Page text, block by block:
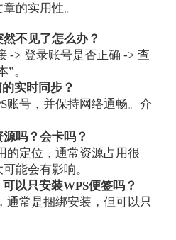
的实用性。
不见了怎么办？
-> 登录账号是否正确 -> 查
。
实时同步？
账号，并保持网络通畅。介
吗？会卡吗？
的定位，通常资源占用很
能会有影响。
以只安装WPS便签吗？
通常是捆绑安装，但可以只